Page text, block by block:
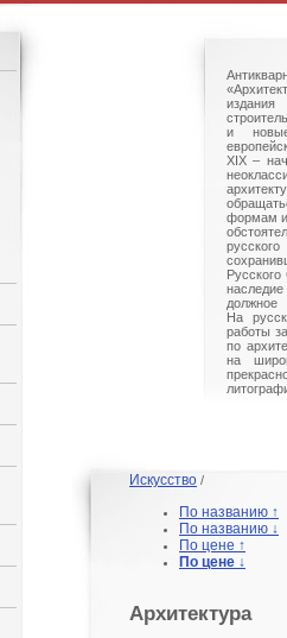
и
XIX –
формам и
Русского
должное
На
работы
по
на
Искусство /
По названию ↑
По названию ↓
По цене ↑
По цене ↓
Архитектура